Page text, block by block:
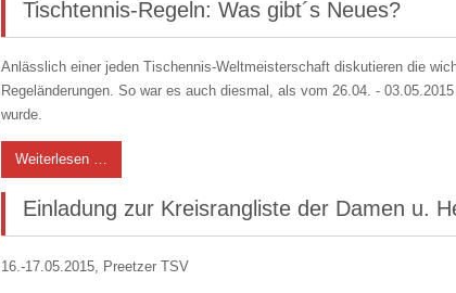
Tischtennis-Regeln: Was gibt´s Neues?
Anlässlich einer jeden Tischennis-Weltmeisterschaft diskutieren die
Regeländerungen. So war es auch diesmal, als vom 26.04. -
wurde.
Weiterlesen …
Einladung zur Kreisrangliste der Damen u.
16.-17.05.2015, Preetzer TSV